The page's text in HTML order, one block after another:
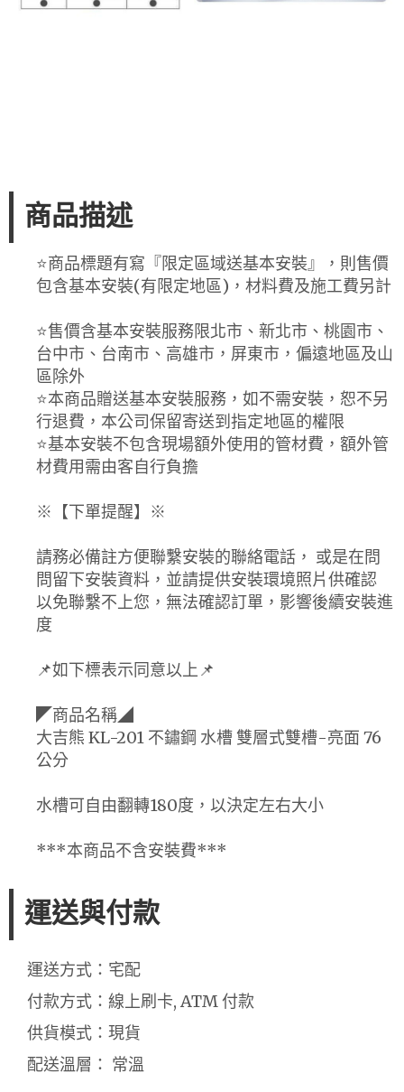
商品描述
⭐️商品標題有寫『限定區域送基本安裝』，則售價
包含基本安裝(有限定地區)，材料費及施工費另計
⭐️售價含基本安裝服務限北市、新北市、桃園市、
台中市、台南市、高雄市，屏東市，偏遠地區及山
區除外
⭐️本商品贈送基本安裝服務，如不需安裝，恕不另
行退費，本公司保留寄送到指定地區的權限
⭐️基本安裝不包含現場額外使用的管材費，額外管
材費用需由客自行負擔
※【下單提醒】※
請務必備註方便聯繫安裝的聯絡電話， 或是在問
問留下安裝資料，並請提供安裝環境照片供確認
以免聯繫不上您，無法確認訂單，影響後續安裝進
度
📌如下標表示同意以上📌
◤商品名稱◢
大吉熊 KL-201 不鏽鋼 水槽 雙層式雙槽-亮面 76
公分
水槽可自由翻轉180度，以決定左右大小
***本商品不含安裝費***
運送與付款
運送方式：宅配
付款方式：線上刷卡, ATM 付款
供貨模式：現貨
配送溫層： 常溫